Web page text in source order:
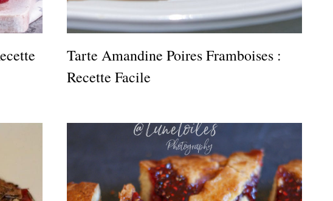
Tarte Amandine Poires Framboises :
Recette Facile